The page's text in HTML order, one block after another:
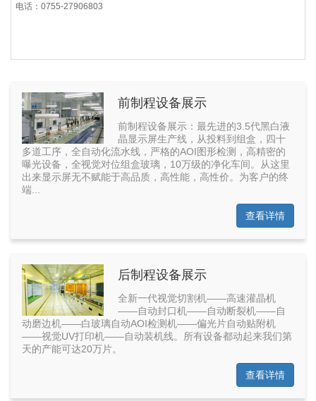
电话：0755-27906803
前制程设备展示
前制程设备展示：最先进的3.5代黑白液
晶显示屏生产线，从投料到组盒，四十
多道工序，全自动化流水线，严格的AOI图形检测，高精密的
曝光设备，全视觉对位组盒玻璃，10万级的净化车间。从这里
出来显示屏无不赋能于高品质，高性能，高性价。为客户的终
端...
查看详情
后制程设备展示
全新一代视觉切割机——高速灌晶机
——自动封口机——自动断裂机——自
动磨边机——白玻璃自动AOI检测机——偏光片自动贴附机
——视觉UV打印机——自动装机线。所有设备都动起来我们第
天的产能可达20万片。
查看详情